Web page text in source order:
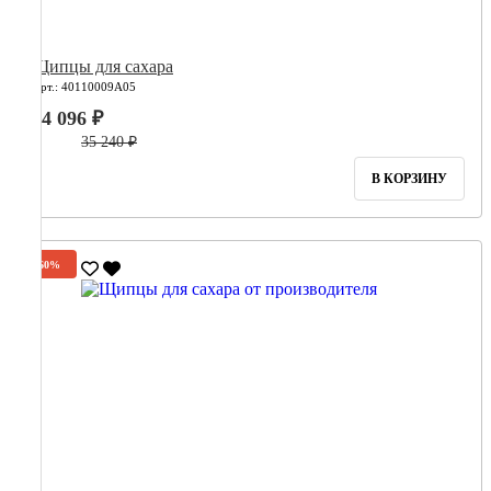
Щипцы для сахара
Арт.: 40110009А05
14 096 ₽
35 240 ₽
В КОРЗИНУ
-60%